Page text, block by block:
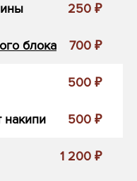
250 ₽
блока 700 ₽
500 ₽
500 ₽
1 200 ₽